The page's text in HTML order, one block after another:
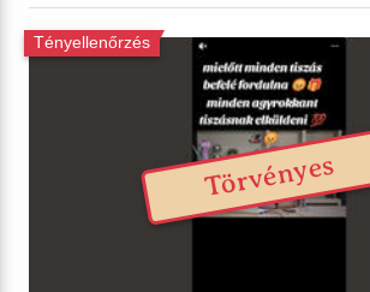
Tényellenőrzés
Törvényes